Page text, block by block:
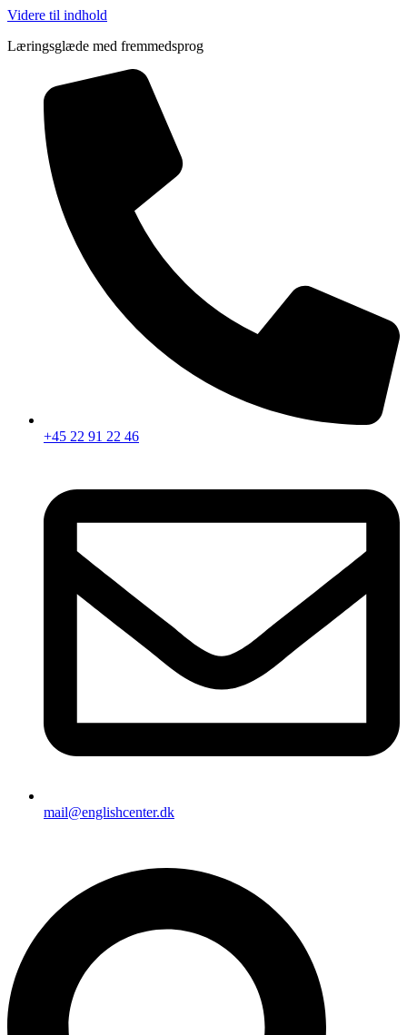
Videre til indhold
Læringsglæde med fremmedsprog
+45 22 91 22 46
mail@englishcenter.dk